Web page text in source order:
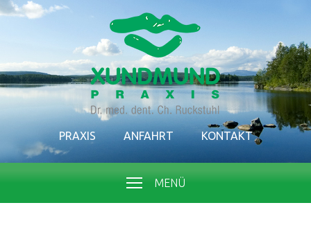
PRAXIS ANFAHRT KONTAKT
MENÜ